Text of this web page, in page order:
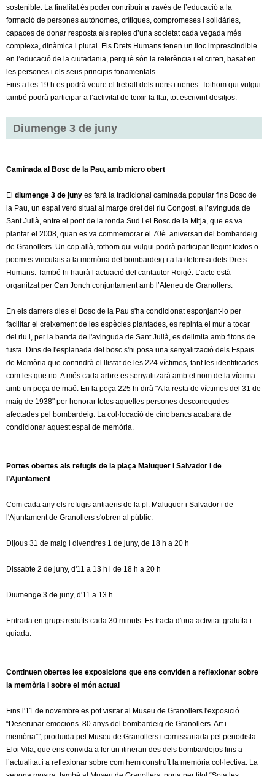
s
sostenible. La finalitat és poder contribuir a través de l’educació a la
formació de persones autònomes, crítiques, compromeses i solidàries,
capaces de donar resposta als reptes d’una societat cada vegada més
complexa, dinàmica i plural. Els Drets Humans tenen un lloc imprescindible
en l’educació de la ciutadania, perquè són la referència i el criteri, basat en
les persones i els seus principis fonamentals.
Fins a les 19 h es podrà veure el treball dels nens i nenes. Tothom qui vulgui
també podrà participar a l’activitat de teixir la llar, tot escrivint desitjos.
Diumenge 3 de juny
Caminada al Bosc de la Pau, amb micro obert
El diumenge 3 de juny es farà la tradicional caminada popular fins Bosc de
la Pau, un espai verd situat al marge dret del riu Congost, a l’avinguda de
Sant Julià, entre el pont de la ronda Sud i el Bosc de la Mitja, que es va
plantar el 2008, quan es va commemorar el 70è. aniversari del bombardeig
de Granollers. Un cop allà, tothom qui vulgui podrà participar llegint textos o
poemes vinculats a la memòria del bombardeig i a la defensa dels Drets
Humans. També hi haurà l’actuació del cantautor Roigé. L’acte està
organitzat per Can Jonch conjuntament amb l’Ateneu de Granollers.
En els darrers dies el Bosc de la Pau s'ha condicionat esponjant-lo per
facilitar el creixement de les espècies plantades, es repinta el mur a tocar
del riu i, per la banda de l'avinguda de Sant Julià, es delimita amb fitons de
fusta. Dins de l'esplanada del bosc s'hi posa una senyalització dels Espais
de Memòria que contindrà el llistat de les 224 víctimes, tant les identificades
com les que no. A més cada arbre es senyalitzarà amb el nom de la víctima
amb un peça de maó. En la peça 225 hi dirà "A la resta de víctimes del 31 de
maig de 1938" per honorar totes aquelles persones desconegudes
afectades pel bombardeig. La col·locació de cinc bancs acabarà de
condicionar aquest espai de memòria.
Portes obertes als refugis de la plaça Maluquer i Salvador i de
l’Ajuntament
Com cada any els refugis antiaeris de la pl. Maluquer i Salvador i de
l'Ajuntament de Granollers s'obren al públic:
Dijous 31 de maig i divendres 1 de juny, de 18 h a 20 h
Dissabte 2 de juny, d'11 a 13 h i de 18 h a 20 h
Diumenge 3 de juny, d'11 a 13 h
Entrada en grups reduïts cada 30 minuts. Es tracta d'una activitat gratuïta i
guiada.
Continuen obertes les exposicions que ens conviden a reflexionar sobre
la memòria i sobre el món actual
Fins l'11 de novembre es pot visitar al Museu de Granollers l'exposició
“Deserunar emocions. 80 anys del bombardeig de Granollers. Art i
memòria””, produïda pel Museu de Granollers i comissariada pel periodista
Eloi Vila, que ens convida a fer un itinerari des dels bombardejos fins a
l’actualitat i a reflexionar sobre com hem construït la memòria col·lectiva. La